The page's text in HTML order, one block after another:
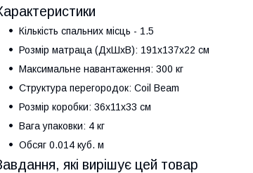
Кількість спальних місць - 1.5
Розмір матраца (ДхШхВ): 191x137x22 см
Максимальне навантаження: 300 кг
Структура перегородок: Coil Beam
Розмір коробки: 36x11x33 см
Вага упаковки: 4 кг
Обсяг 0.014 куб. м
які вирішує цей товар